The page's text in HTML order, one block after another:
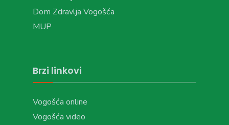
Dom Zdravlja Vogošća
MUP
Brzi linkovi
Vogošća online
Vogošća video